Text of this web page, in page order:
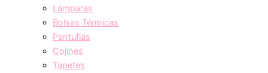
Lámparas
Bolsas Térmicas
Pantuflas
Cojines
Tapetes